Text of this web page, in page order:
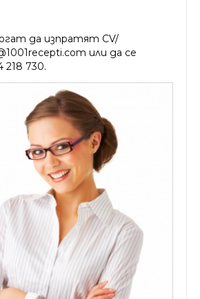
да изпратят CV/
или да се
730.